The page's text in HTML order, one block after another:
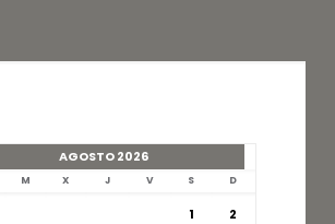
AGOSTO2026
M X J V S D
1 2